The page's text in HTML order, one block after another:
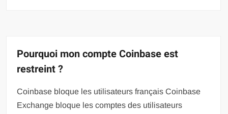
Pourquoi mon compte Coinbase est
restreint ?
Coinbase bloque les utilisateurs français Coinbase
Exchange bloque les comptes des utilisateurs